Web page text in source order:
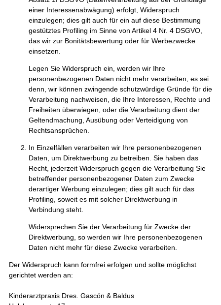
einer Interessenabwägung) erfolgt, Widerspruch
einzulegen; dies gilt auch für ein auf diese Bestimmung
gestütztes Profiling im Sinne von Artikel 4 Nr. 4 DSGVO,
das wir zur Bonitätsbewertung oder für Werbezwecke
einsetzen.
Legen Sie Widerspruch ein, werden wir Ihre
personenbezogenen Daten nicht mehr verarbeiten, es sei
denn, wir können zwingende schutzwürdige Gründe für die
Verarbeitung nachweisen, die Ihre Interessen, Rechte und
Freiheiten überwiegen, oder die Verarbeitung dient der
Geltendmachung, Ausübung oder Verteidigung von
Rechtsansprüchen.
In Einzelfällen verarbeiten wir Ihre personenbezogenen
Daten, um Direktwerbung zu betreiben. Sie haben das
Recht, jederzeit Widerspruch gegen die Verarbeitung Sie
betreffender personenbezogener Daten zum Zwecke
derartiger Werbung einzulegen; dies gilt auch für das
Profiling, soweit es mit solcher Direktwerbung in
Verbindung steht.
Widersprechen Sie der Verarbeitung für Zwecke der
Direktwerbung, so werden wir Ihre personenbezogenen
Daten nicht mehr für diese Zwecke verarbeiten.
Der Widerspruch kann formfrei erfolgen und sollte möglichst
gerichtet werden an:
Kinderarztpraxis Dres. Gascón & Baldus